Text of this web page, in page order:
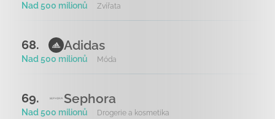
Nad 500 milionů Zvířata
68. Adidas
Nad 500 milionů Móda
69. Sephora
Nad 500 milionů Drogerie a kosmetika